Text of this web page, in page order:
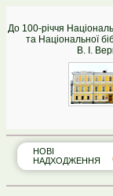
До 100-річчя
та Національної
В. І.
НОВІ
НАДХОДЖЕННЯ